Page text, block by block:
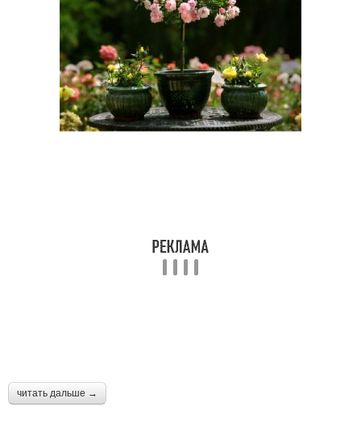
читать дальше →